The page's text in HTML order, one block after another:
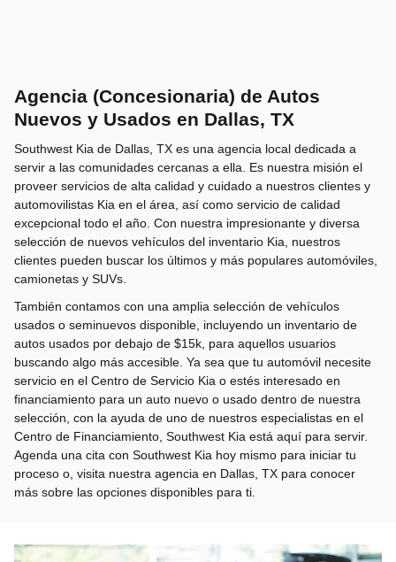
Agencia (Concesionaria) de Autos
Nuevos y Usados en Dallas, TX
Southwest Kia de Dallas, TX es una agencia local dedicada a
servir a las comunidades cercanas a ella. Es nuestra misión el
proveer servicios de alta calidad y cuidado a nuestros clientes y
automovilistas Kia en el área, así como servicio de calidad
excepcional todo el año. Con nuestra impresionante y diversa
selección de nuevos vehículos del inventario Kia, nuestros
clientes pueden buscar los últimos y más populares automóviles,
camionetas y SUVs.
También contamos con una amplia selección de vehículos
usados o seminuevos disponible, incluyendo un inventario de
autos usados por debajo de $15k, para aquellos usuarios
buscando algo más accesible. Ya sea que tu automóvil necesite
servicio en el Centro de Servicio Kia o estés interesado en
financiamiento para un auto nuevo o usado dentro de nuestra
selección, con la ayuda de uno de nuestros especialistas en el
Centro de Financiamiento, Southwest Kia está aquí para servir.
Agenda una cita con Southwest Kia hoy mismo para iniciar tu
proceso o, visita nuestra agencia en Dallas, TX para conocer
más sobre las opciones disponibles para ti.